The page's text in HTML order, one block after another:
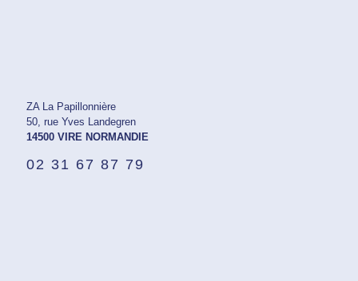
ZA La Papillonnière
50, rue Yves Landegren
14500 VIRE NORMANDIE
02 31 67 87 79